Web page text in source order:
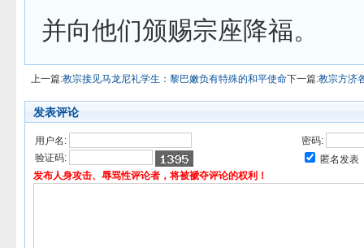
并向他们颁赐宗座降福。
上一篇:教宗接见马龙尼礼学生：黎巴嫩负有特殊的和平使命下一篇:教宗方济
发表评论
用户名:
密码:
验证码:
匿名发表
发布人身攻击、辱骂性评论者，将被褫夺评论的权利！